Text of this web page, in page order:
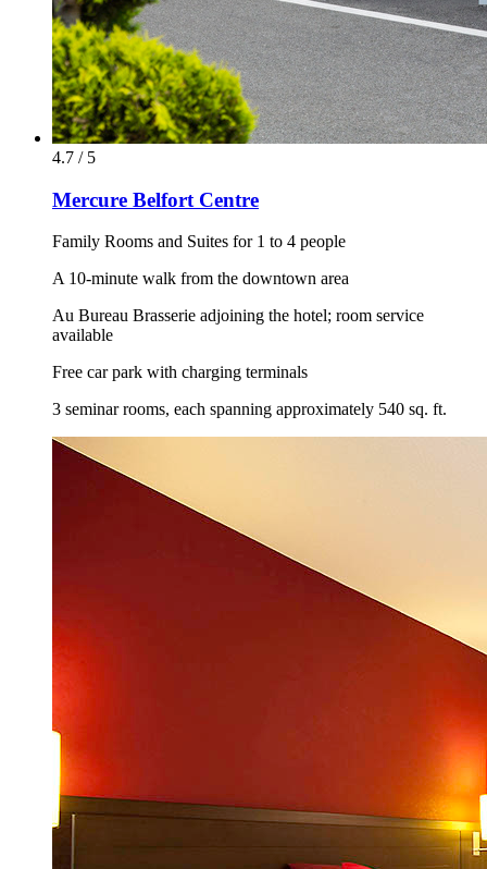
4.7 / 5
Mercure Belfort Centre
Family Rooms and Suites for 1 to 4 people
A 10-minute walk from the downtown area
Au Bureau Brasserie adjoining the hotel; room service
available
Free car park with charging terminals
3 seminar rooms, each spanning approximately 540 sq. ft.